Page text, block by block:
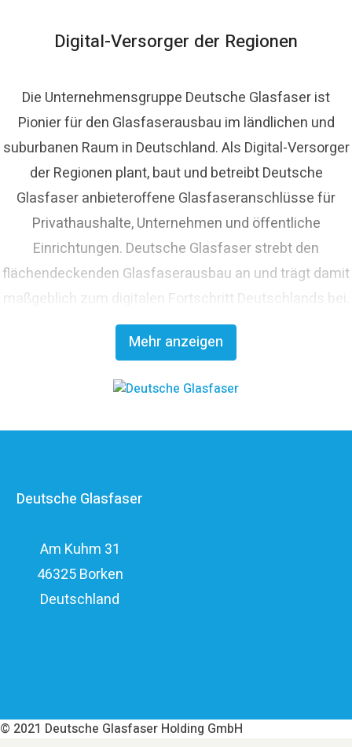
Digital-Versorger der Regionen
Mehr anzeigen
Die Unternehmensgruppe Deutsche Glasfaser ist
Pionier für den Glasfaserausbau im ländlichen und
suburbanen Raum in Deutschland. Als Digital-Versorger
der Regionen plant, baut und betreibt Deutsche
Glasfaser anbieteroffene Glasfaseranschlüsse für
Privathaushalte, Unternehmen und öffentliche
Einrichtungen. Deutsche Glasfaser strebt den
flächendeckenden Glasfaserausbau an und trägt damit
maßgeblich zum digitalen Fortschritt Deutschlands bei.
Mit innovativen Planungs- und Bauverfahren ist
Deutsche Glasfaser Spezialist für einen schnellen und
Unternehmensgruppe zählt zu den finanzstärksten
elf Milliarden Euro.
Deutsche Glasfaser
Am Kuhm 31
46325 Borken
Deutschland